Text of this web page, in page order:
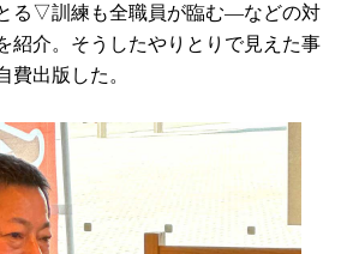
る▽訓練も全職員が臨む―などの対
紹介。そうしたやりとりで見えた事
費出版した。